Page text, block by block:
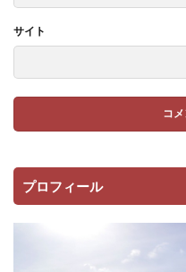
サイト
プロフィール